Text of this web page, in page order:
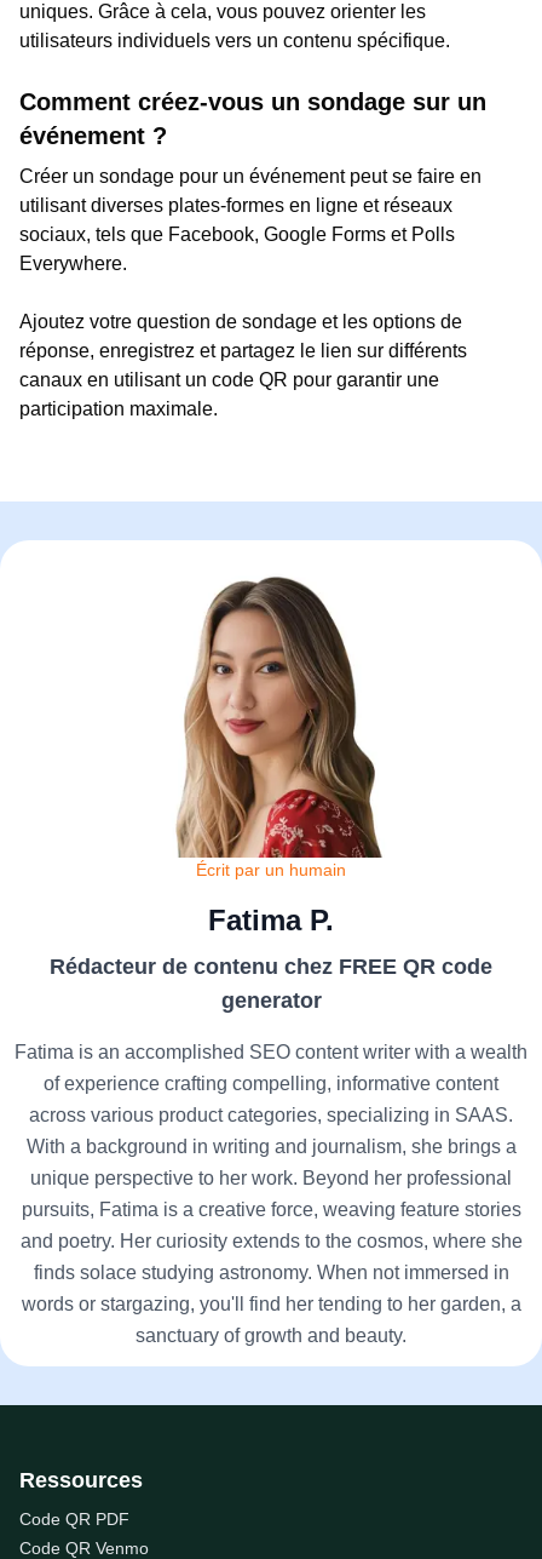
uniques. Grâce à cela, vous pouvez orienter les
utilisateurs individuels vers un contenu spécifique.
Comment créez-vous un sondage sur un
événement ?
Créer un sondage pour un événement peut se faire en
utilisant diverses plates-formes en ligne et réseaux
sociaux, tels que Facebook, Google Forms et Polls
Everywhere.
Ajoutez votre question de sondage et les options de
réponse, enregistrez et partagez le lien sur différents
canaux en utilisant un code QR pour garantir une
participation maximale.
Écrit par un humain
Fatima P.
Rédacteur de contenu chez FREE QR code
generator
Fatima is an accomplished SEO content writer with a wealth
of experience crafting compelling, informative content
across various product categories, specializing in SAAS.
With a background in writing and journalism, she brings a
unique perspective to her work. Beyond her professional
pursuits, Fatima is a creative force, weaving feature stories
and poetry. Her curiosity extends to the cosmos, where she
finds solace studying astronomy. When not immersed in
words or stargazing, you'll find her tending to her garden, a
sanctuary of growth and beauty.
Ressources
Code QR PDF
Code QR Venmo